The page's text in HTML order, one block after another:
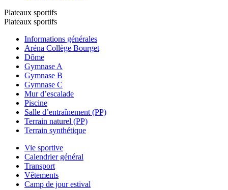
Plateaux sportifs
Plateaux sportifs
Informations générales
Aréna Collège Bourget
Dôme
Gymnase A
Gymnase B
Gymnase C
Mur d’escalade
Piscine
Salle d’entraînement (PP)
Terrain naturel (PP)
Terrain synthétique
Vie sportive
Calendrier général
Transport
Vêtements
Camp de jour estival